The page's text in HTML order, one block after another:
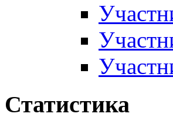
Статистика